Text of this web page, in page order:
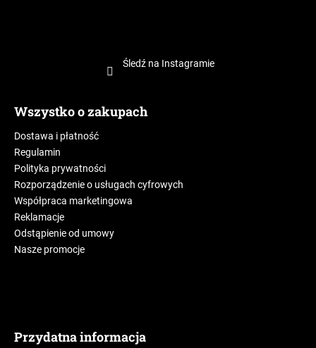
Śledź na Instagramie
Wszystko o zakupach
Dostawa i płatność
Regulamin
Polityka prywatności
Rozporządzenie o usługach cyfrowych
Współpraca marketingowa
Reklamacje
Odstąpienie od umowy
Nasze promocje
Przydatna informacja